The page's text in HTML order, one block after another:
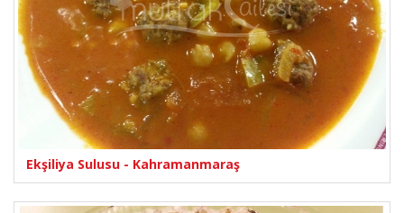
Ekşiliya Sulusu - Kahramanmaraş